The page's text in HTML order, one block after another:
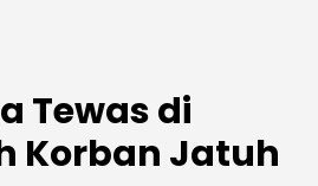
Tewas di
Korban Jatuh